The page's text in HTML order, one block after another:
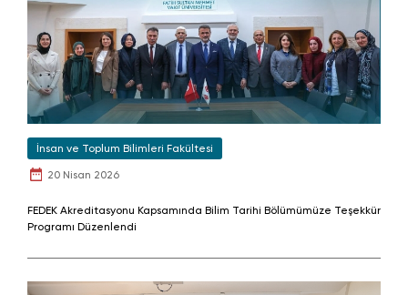
İnsan ve Toplum Bilimleri Fakültesi
20 Nisan 2026
FEDEK Akreditasyonu Kapsamında Bilim Tarihi Bölümümüze Teşekkür
Programı Düzenlendi